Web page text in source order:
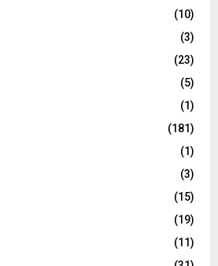
(10)
(3)
(23)
(5)
(1)
(181)
(1)
(3)
(15)
(19)
(11)